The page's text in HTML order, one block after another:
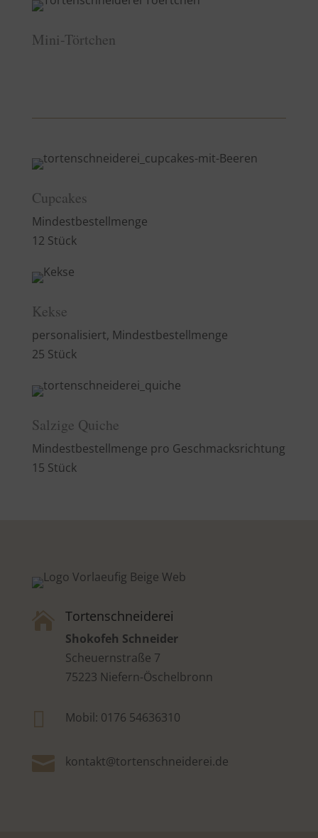
Mini-Törtchen
Cupcakes
Mindestbestellmenge
12 Stück
Kekse
personalisiert, Mindestbestellmenge
25 Stück
Salzige Quiche
Mindestbestellmenge pro Geschmacksrichtung
15 Stück
 Tortenschneiderei
Shokofeh Schneider
Scheuernstraße 7
75223 Niefern-Öschelbronn
 Mobil: 0176 54636310
 kontakt@tortenschneiderei.de